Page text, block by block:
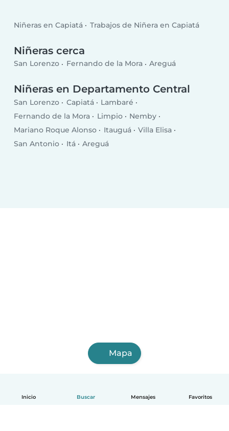
Inicio Buscar Mensajes Favoritos
Niñeras en Capiatá Trabajos de Niñera en Capiatá
Niñeras cerca
San Lorenzo Fernando de la Mora Areguá
Niñeras en Departamento Central
San Lorenzo Capiatá
Lambaré
Fernando de la Mora
Limpio
Nemby
Mariano Roque Alonso
Itauguá
Villa Elisa
San Antonio
Itá Areguá
Mapa